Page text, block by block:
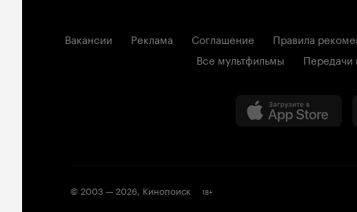
Вакансии Реклама Соглашение Правила
Все мультфильмы
Передачи
© 2003 —2026, Кинопоиск 18+